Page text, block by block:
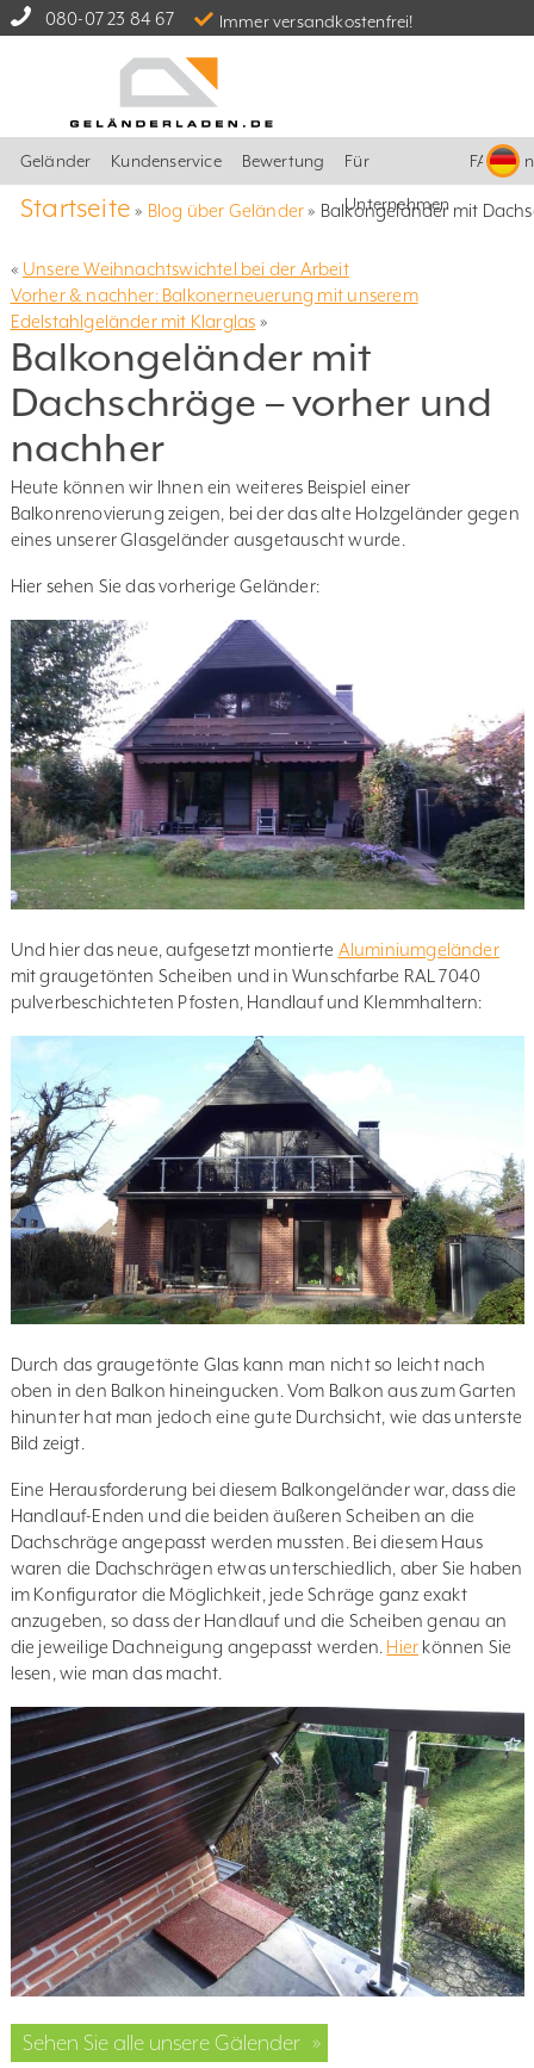
080-07 23 84 67 Immer versandkostenfrei!
Geländer Kundenservice Bewertung Für
Unternehmen
FAQ
Startseite » Blog über Geländer» Balkongeländer mit
« Unsere Weihnachtswichtel bei der Arbeit
Vorher & nachher: Balkonerneuerung mit unserem
Edelstahlgeländer mit Klarglas »
Balkongeländer mit
Dachschräge – vorher und
nachher
Heute können wir Ihnen ein weiteres Beispiel einer
Balkonrenovierung zeigen, bei der das alte Holzgeländer gegen
eines unserer Glasgeländer ausgetauscht wurde.
Hier sehen Sie das vorherige Geländer:
Und hier das neue, aufgesetzt montierte Aluminiumgeländer
mit graugetönten Scheiben und in Wunschfarbe RAL 7040
pulverbeschichteten Pfosten, Handlauf und Klemmhaltern:
Durch das graugetönte Glas kann man nicht so leicht nach
oben in den Balkon hineingucken. Vom Balkon aus zum Garten
hinunter hat man jedoch eine gute Durchsicht, wie das unterste
Bild zeigt.
Eine Herausforderung bei diesem Balkongeländer war, dass die
Handlauf-Enden und die beiden äußeren Scheiben an die
Dachschräge angepasst werden mussten. Bei diesem Haus
waren die Dachschrägen etwas unterschiedlich, aber Sie haben
im Konfigurator die Möglichkeit, jede Schräge ganz exakt
anzugeben, so dass der Handlauf und die Scheiben genau an
die jeweilige Dachneigung angepasst werden. Hier können Sie
lesen, wie man das macht.
Sehen Sie alle unsere Gälender »